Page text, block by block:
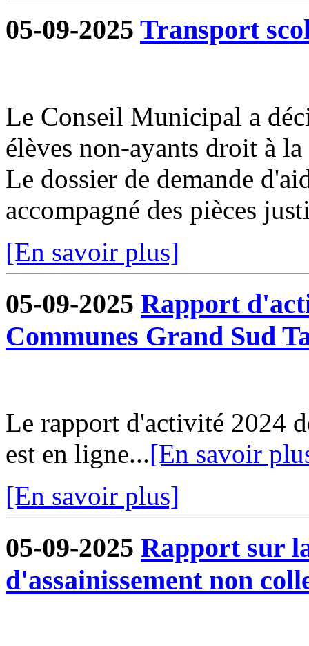
05-09-2025 Transport
Le Conseil Municipal a
élèves non-ayants droit à
Le dossier de demande
accompagné des pièces
[En savoir plus]
05-09-2025 Rapport
Communes Grand Sud
Le rapport d'activité 2024
est en ligne...[En savoir
[En savoir plus]
05-09-2025 Rapport sur
d'assainissement non